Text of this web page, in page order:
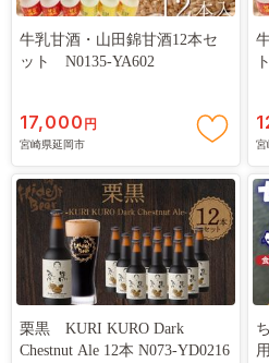
牛乳甘酒・山田錦甘酒12本セ
ット N0135-YA602
17,000 円
宮崎県延岡市 宮
栗黒 KURI KURO Dark
Chestnut Ale 12本 N073-YD0216